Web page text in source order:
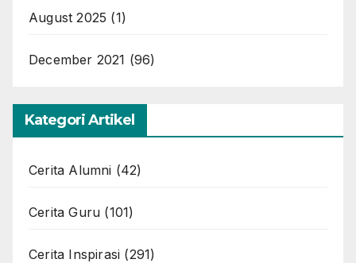
August 2025 (1)
December 2021 (96)
Kategori Artikel
Cerita Alumni (42)
Cerita Guru (101)
Cerita Inspirasi (291)